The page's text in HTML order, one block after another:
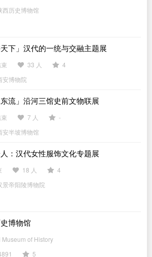
西历史博物馆
天下」汉代的一统与交融主题展
33 人
4
安博物院
东流」沿河三馆史前文物联展
7 人
-
安半坡博物馆
：汉代女性服饰文化专题展
18 人
4
景帝阳陵博物院
博物馆
of History
5